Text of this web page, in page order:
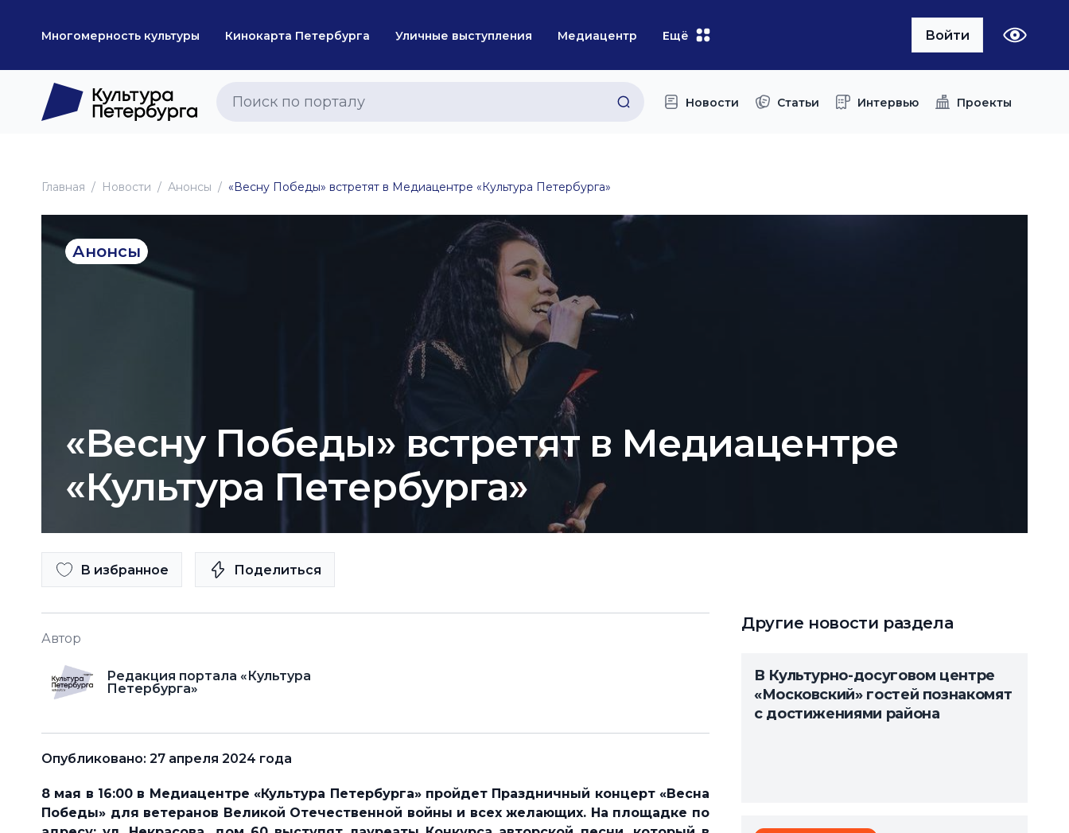
Многомерность культуры Кинокарта Петербурга Уличные выступления Медиацентр Ещё Войти
Новости Статьи Интервью Проекты
Главная Новоcти Анонсы «Весну Победы» встретят в Медиацентре «Культура Петербурга»
Анонсы
«Весну Победы» встретят в Медиацентре
«Культура Петербурга»
В избранное Поделиться
Автор
Редакция портала «Культура
Петербурга»
Опубликовано: 27 апреля 2024 года
8 мая в 16:00 в Медиацентре «Культура Петербурга» пройдет Праздничный концерт «Весна
Победы» для ветеранов Великой Отечественной войны и всех желающих. На площадке по
Другие новости раздела
В Культурно-досуговом центре
«Московский» гостей познакомят
с достижениями района